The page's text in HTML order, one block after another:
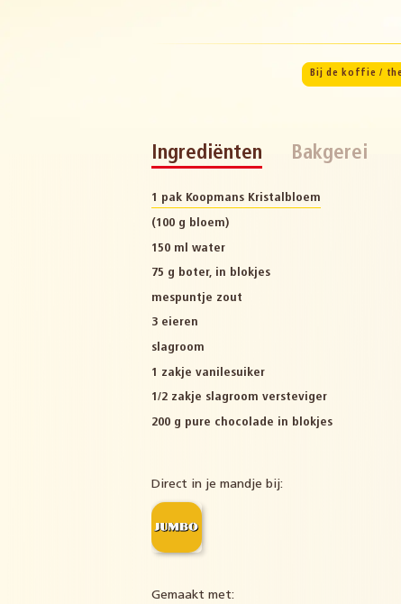
Bij de koffie /
Ingrediënten Bakgerei
1 pak Koopmans Kristalbloem
(100 g bloem)
150 ml water
75 g boter, in blokjes
mespuntje zout
3 eieren
slagroom
1 zakje vanilesuiker
1/2 zakje slagroom versteviger
200 g pure chocolade in blokjes
Direct in je mandje bij:
Gemaakt met: